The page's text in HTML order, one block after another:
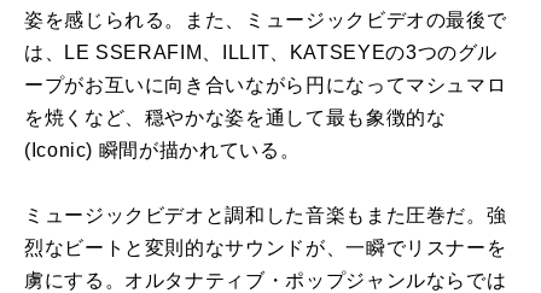
姿を感じられる。また、ミュージックビデオの最後で
は、LE SSERAFIM、ILLIT、KATSEYEの3つのグル
ープがお互いに向き合いながら円になってマシュマロ
を焼くなど、穏やかな姿を通して最も象徴的な
(Iconic) 瞬間が描かれている。
ミュージックビデオと調和した音楽もまた圧巻だ。強
烈なビートと変則的なサウンドが、一瞬でリスナーを
虜にする。オルタナティブ・ポップジャンルならでは